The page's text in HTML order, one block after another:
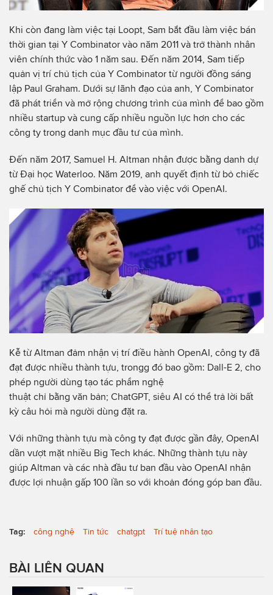
Khi còn đang làm việc tại Loopt, Sam bắt đầu làm việc bán
thời gian tại Y Combinator vào năm 2011 và trở thành nhân
viên chính thức vào 1 năm sau. Đến năm 2014, Sam tiếp
quản vị trí chủ tịch của Y Combinator từ người đồng sáng
lập Paul Graham. Dưới sự lãnh đạo của anh, Y Combinator
đã phát triển và mở rộng chương trình của mình để bao gồm
nhiều startup và cung cấp nhiều nguồn lực hơn cho các
công ty trong danh mục đầu tư của mình.
Đến năm 2017, Samuel H. Altman nhận được bằng danh dự
từ Đại học Waterloo. Năm 2019, anh quyết định từ bỏ chiếc
ghế chủ tịch Y Combinator để vào việc với OpenAI.
Kễ từ Altman đảm nhận vị trí điều hành OpenAI, công ty đã
đạt được nhiều thành tựu, trongg đó bao gồm: Dall-E 2, cho
phép người dùng tạo tác phẩm nghệ
thuật chỉ bằng văn bản; ChatGPT, siêu AI có thể trả lời bất
kỳ câu hỏi mà người dùng đặt ra.
Với những thành tựu mà công ty đạt được gần đây, OpenAI
dần vượt mặt nhiều Big Tech khác. Những thành tựu này
giúp Altman và các nhà đầu tư ban đầu vào OpenAI nhận
được lợi nhuận gấp 100 lần so với khoản đóng góp ban đầu.
Tag: công nghệ Tin tức chatgpt Trí tuệ nhân tạo
BÀI LIÊN QUAN